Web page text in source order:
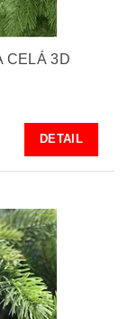
CELÁ 3D
DETAIL